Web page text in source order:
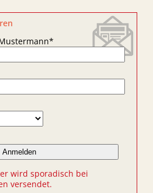
*
wird sporadisch bei
versendet.